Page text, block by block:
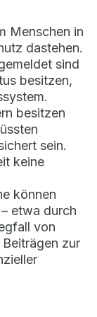
Menschen in
dastehen.
sind
besitzen,
besitzen
sein.
keine
können
etwa durch
von
zur